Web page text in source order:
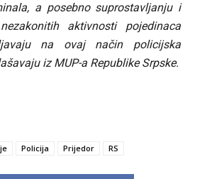
a posebno suprostavljanju i
aktivnosti pojedinaca
na ovaj način policijska
iz MUP-a Republike Srpske.
Policija Prijedor RS